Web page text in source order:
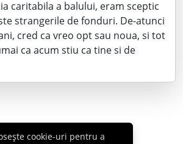
caritabila a balului, eram sceptic
strangerile de fonduri. De-atunci
cred ca vreo opt sau noua, si tot
ca acum stiu ca tine si de
cookie-uri pentru a